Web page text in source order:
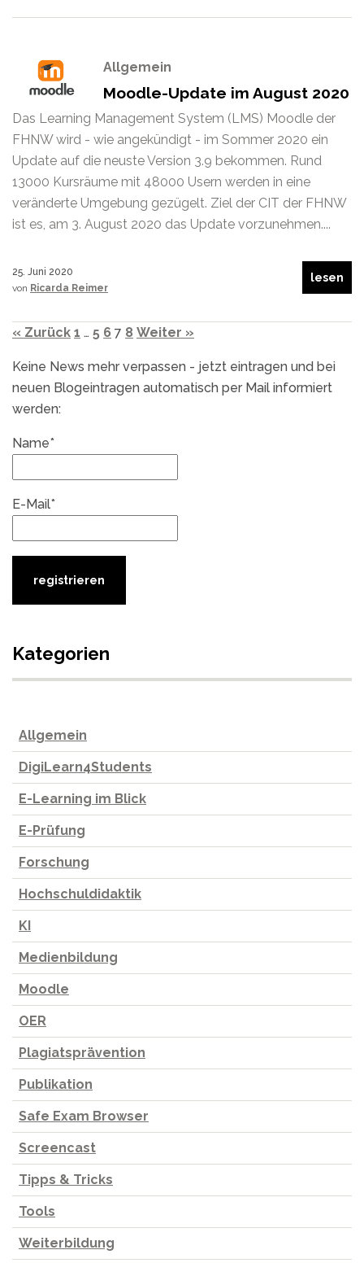
Allgemein
Moodle-Update im August 2020
Das Learning Management System (LMS) Moodle der
FHNW wird - wie angekündigt - im Sommer 2020 ein
Update auf die neuste Version 3.9 bekommen. Rund
13000 Kursräume mit 48000 Usern werden in eine
veränderte Umgebung gezügelt. Ziel der CIT der FHNW
ist es, am 3. August 2020 das Update vorzunehmen....
25. Juni 2020
von Ricarda Reimer
lesen
« Zurück 1 … 5 6 7 8 Weiter »
Keine News mehr verpassen - jetzt eintragen und bei
neuen Blogeintragen automatisch per Mail informiert
werden:
Name*
E-Mail*
Kategorien
Allgemein
DigiLearn4Students
E-Learning im Blick
E-Prüfung
Forschung
Hochschuldidaktik
KI
Medienbildung
Moodle
OER
Plagiatsprävention
Publikation
Safe Exam Browser
Screencast
Tipps & Tricks
Tools
Weiterbildung